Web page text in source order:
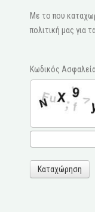
Με το που
πολιτική μας για
Κωδικός
Καταχώρηση